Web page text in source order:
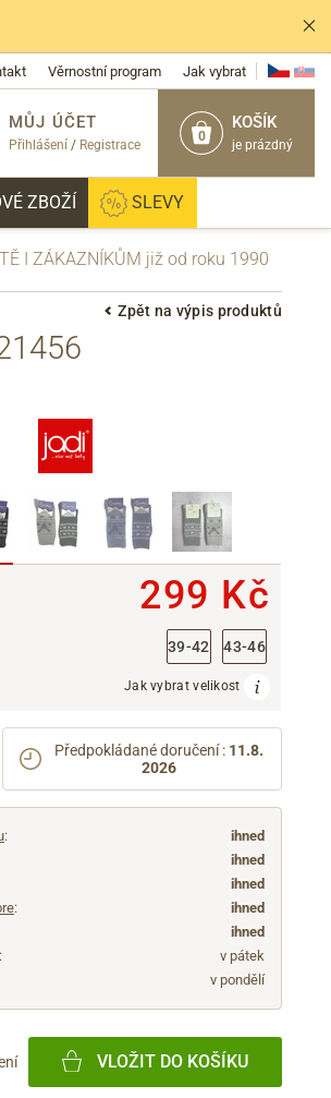
Věrnostní program Jak vybrat
0
KOŠÍK
je prázdný
MŮJ ÚČET
Přihlášení / Registrace
ZBOŽÍ SLEVY
I ZÁKAZNÍKŮM již od roku 1990
Zpět na výpis produktů
299 Kč
39-42 43-46
Jak vybrat velikost
Předpokládané doručení : 11.8.
2026
:
ihned
ihned
ihned
:
ihned
ihned
v pátek
v pondělí
VLOŽIT DO KOŠÍKU